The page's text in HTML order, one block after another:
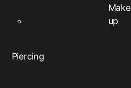
up
Piercing